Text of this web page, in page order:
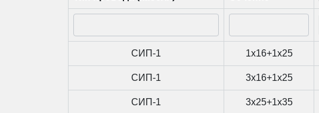
СИП-1 1x16+1x25
СИП-1 3x16+1x25
СИП-1 3x25+1x35